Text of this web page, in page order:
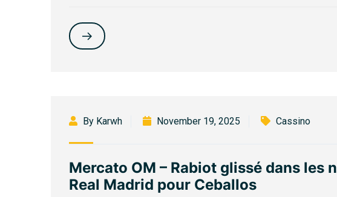
By Karwh November 19, 2025 Cassino
Mercato OM – Rabiot glissé dans les
Real Madrid pour Ceballos